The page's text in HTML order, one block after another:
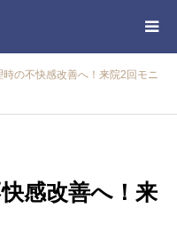
時の不快感改善へ！来院2回モニ
感改善へ！来